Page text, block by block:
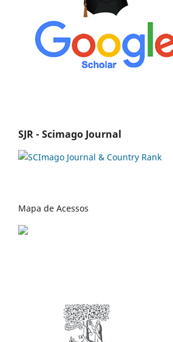
SJR - Scimago Journal
Mapa de Acessos